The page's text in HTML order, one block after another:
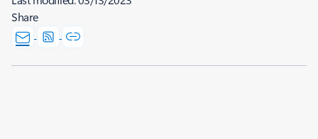
Share